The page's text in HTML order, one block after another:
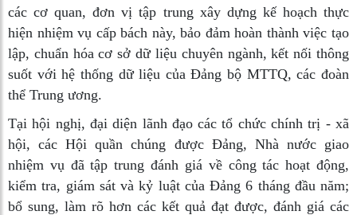
các cơ quan, đơn vị tập trung xây dựng kế hoạch thực
hiện nhiệm vụ cấp bách này, bảo đảm hoàn thành việc tạo
lập, chuẩn hóa cơ sở dữ liệu chuyên ngành, kết nối thông
suốt với hệ thống dữ liệu của Đảng bộ MTTQ, các đoàn
thể Trung ương.
Tại hội nghị, đại diện lãnh đạo các tổ chức chính trị - xã
hội, các Hội quần chúng được Đảng, Nhà nước giao
nhiệm vụ đã tập trung đánh giá về công tác hoạt động,
kiểm tra, giám sát và kỷ luật của Đảng 6 tháng đầu năm;
bổ sung, làm rõ hơn các kết quả đạt được, đánh giá các